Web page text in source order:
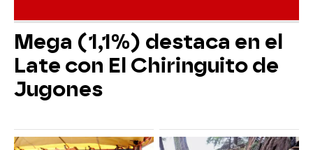
Mega (1,1%) destaca en el
Late con El Chiringuito de
Jugones